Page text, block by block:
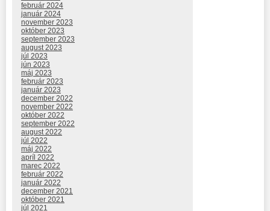
február 2024
január 2024
november 2023
október 2023
september 2023
august 2023
júl 2023
jún 2023
máj 2023
február 2023
január 2023
december 2022
november 2022
október 2022
september 2022
august 2022
júl 2022
máj 2022
apríl 2022
marec 2022
február 2022
január 2022
december 2021
október 2021
júl 2021